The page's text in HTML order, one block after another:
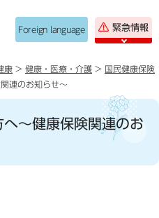
Foreign language 緊急情報
康 > 健康・医療・介護 > 国民健康保険
連のお知らせ〜
〜健康保険関連のお